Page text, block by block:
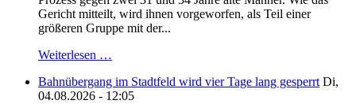
Gericht mitteilt, wird ihnen vorgeworfen, als Teil einer
größeren Gruppe mit der...
Weiterlesen …
Bahnübergang im Stadtfeld wird vier Tage lang gesperrt Di,
04.08.2026 - 12:05